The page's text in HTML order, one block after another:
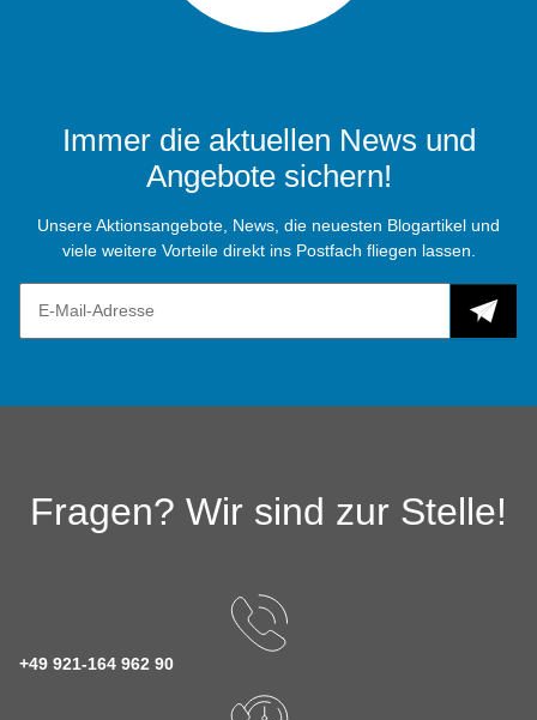
Immer die aktuellen News und
Angebote sichern!
Unsere Aktionsangebote, News, die neuesten Blogartikel und
viele weitere Vorteile direkt ins Postfach fliegen lassen.
Fragen? Wir sind zur Stelle!
+49 921-164 962 90